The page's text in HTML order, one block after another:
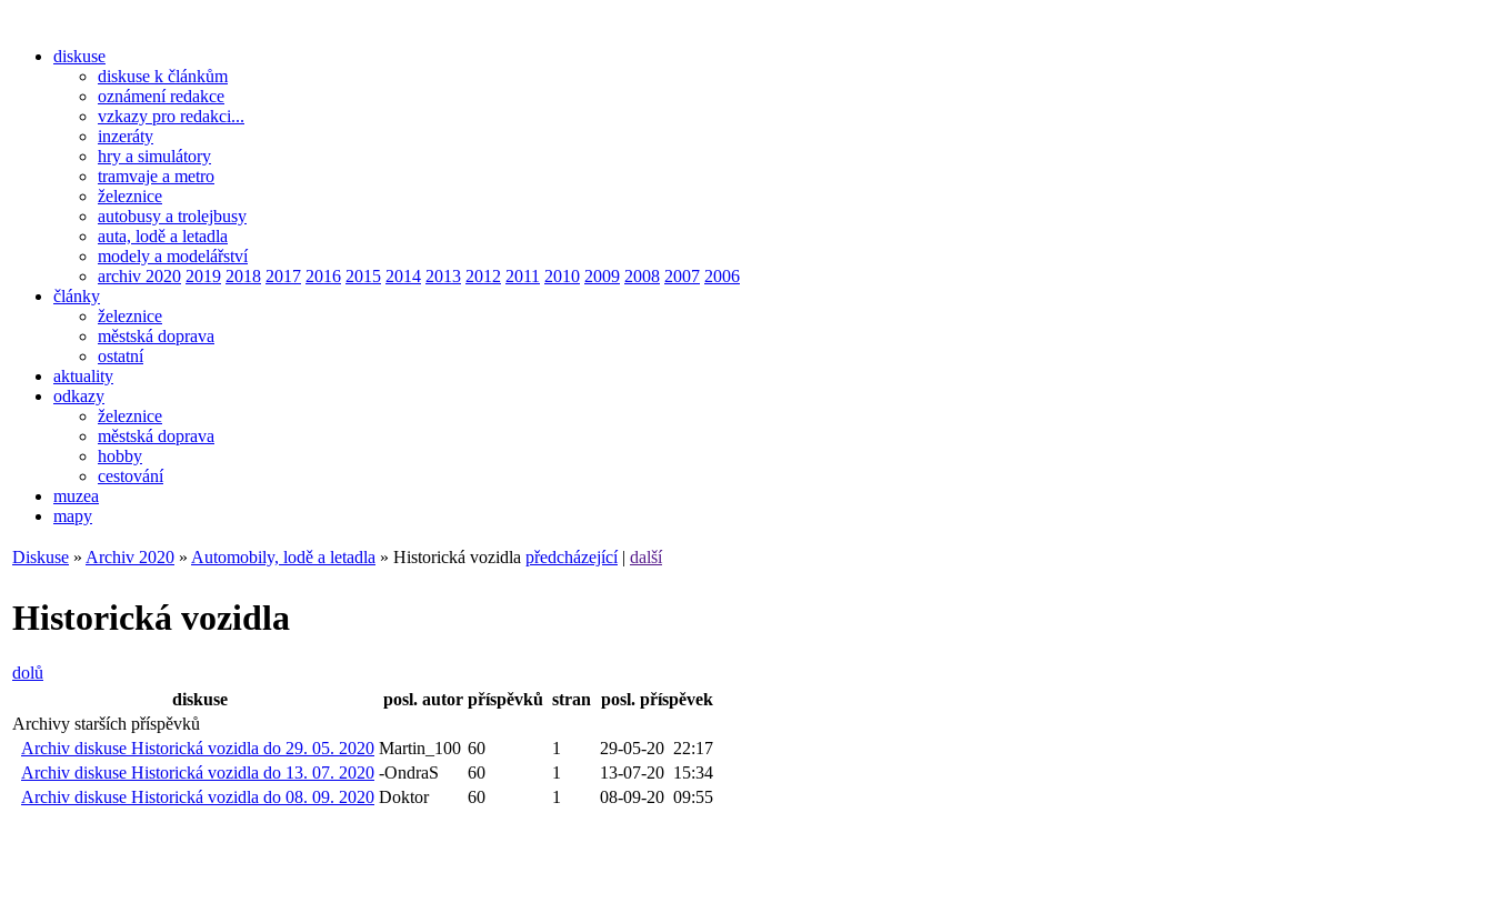
diskuse
diskuse k článkům
oznámení redakce
vzkazy pro redakci...
inzeráty
hry a simulátory
tramvaje a metro
železnice
autobusy a trolejbusy
auta, lodě a letadla
modely a modelářství
archiv 2020 2019 2018 2017 2016 2015 2014 2013 2012 2011 2010 2009 2008 2007 2006
články
železnice
městská doprava
ostatní
aktuality
odkazy
železnice
městská doprava
hobby
cestování
muzea
mapy
Diskuse » Archiv 2020 » Automobily, lodě a letadla » Historická vozidla předcházející| další
Historická vozidla
dolů
diskuse
posl. autor příspěvků stran posl. příspěvek
Archivy starších příspěvků
Archiv diskuse Historická vozidla do 29. 05. 2020 Martin_100 60 1
29-05-20 22:17
Archiv diskuse Historická vozidla do 13. 07. 2020 -OndraS 60 1
13-07-20 15:34
Archiv diskuse Historická vozidla do 08. 09. 2020 Doktor 60 1 08-09-20 09:55